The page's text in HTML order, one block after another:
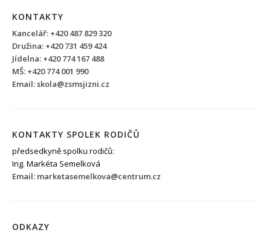
KONTAKTY
Kancelář: +420 487 829 320
Družina: +420 731 459 424
Jídelna: +420 774 167 488
MŠ: +420 774 001 990
Email: skola@zsmsjizni.cz
KONTAKTY SPOLEK RODIČŮ
předsedkyně spolku rodičů:
Ing. Markéta Semelková
Email: marketasemelkova@centrum.cz
ODKAZY